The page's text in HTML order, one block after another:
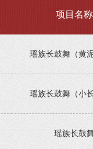
项目名称
瑶族长鼓舞（黄
瑶族长鼓舞（小
瑶族长鼓